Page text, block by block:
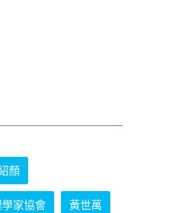
顏
家協會 黃世萬